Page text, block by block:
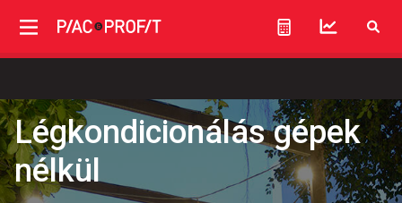
Légkondicionálás gépek
nélkül